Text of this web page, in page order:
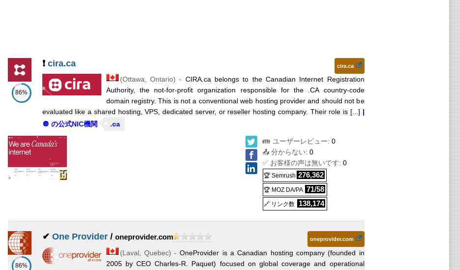
5 pack email : $ 12.00
10 pack email : $ 21.00 (10月 2025) : Cloud Eメール
15 pack email (10月 2025) :Cloud Eメール
: $ 35.00/月
25 pack email :$
50 pack email
75 pack email :$
86%
❗ cira.ca cira.ca
(Ottawa Ontario) - CIRA.ca belongs to the Canadian Internet Registration
Authority, the not-for-profit organization responsible for the .CA country-code
domain registry. This is not a conventional web hosting provider and should not be
evaluated like a shared hosting, VPS, dedicated server, or reseller hosting company. Their role is [...] |
🔘 の公式NIC機関
.ca
👪 ユーザーレビュー: 0
📤 分からない: 0
✅ お客様の声は無いです: 0
🏆 Semrush 276,362
🏆 MOZ DA/PA 71/58
🔗 リンク数 138,174
86%
✔ One Provider/ oneprovider.com oneprovider.com
(Laval, Quebec) -OneProvider is a Canadian hosting company (founded in
2005 by CEO Charles-R. Paquet) focused on global coverage and operational